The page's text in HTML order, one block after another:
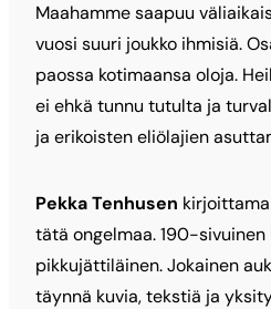
Maahamme saapuu
vuosi suuri joukko ihmisiä.
paossa kotimaansa oloja.
ei ehkä tunnu tutulta ja
ja erikoisten eliölajien
Pekka Tenhusen
tätä ongelmaa. 190-
pikkujättiläinen. Jokainen
täynnä kuvia, tekstiä ja